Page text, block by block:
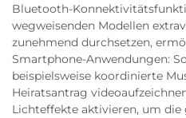
Bluetooth-
wegweisenden Modellen
zunehmend durchsetzen,
Smartphone-Anwendungen:
beispielsweise koordinierte
Heiratsantrag
Lichteffekte aktivieren, um